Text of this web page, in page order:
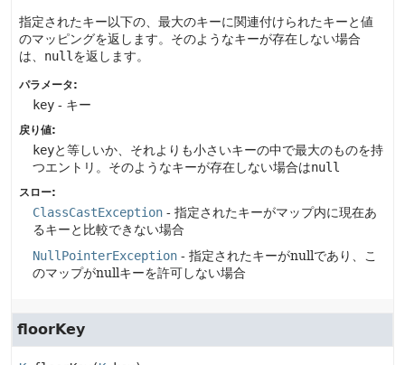
指定されたキー以下の、最大のキーに関連付けられたキーと値
のマッピングを返します。そのようなキーが存在しない場合
は、 null を返します。
パラメータ:
key - キー
戻り値:
keyと等しいか、それよりも小さいキーの中で最大のものを持
つエントリ。そのようなキーが存在しない場合はnull
スロー:
ClassCastException - 指定されたキーがマップ内に現在あ
るキーと比較できない場合
NullPointerException - 指定されたキーがnullであり、こ
のマップがnullキーを許可しない場合
floorKey